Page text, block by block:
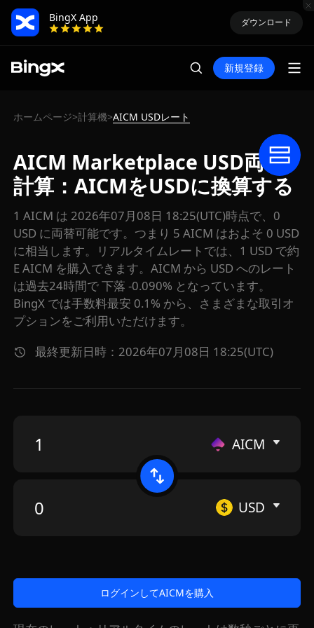
BingX App
ダウンロード
新規登録
ホームページ>計算機>AICM USDレート
AICM Marketplace USD両替
計算：AICMをUSDに換算する
1 AICM は 2026年07月08日 18:25(UTC)時点で、0
USD に両替可能です。つまり 5 AICM はおよそ 0 USD
に相当します。リアルタイムレートでは、1 USD で約
E AICM を購入できます。AICM から USD へのレート
は過去24時間で 下落 -0.090% となっています。
BingX では手数料最安 0.1% から、さまざまな取引オ
プションをご利用いただけます。
最終更新日時：2026年07月08日 18:25(UTC)
AICM
USD
ログインしてAICMを購入